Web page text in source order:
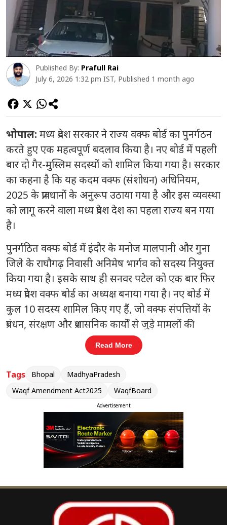
Published By: Prafull Rai
July 6, 2026 1:32 pm IST, Published 1 month ago
भोपाल: मध्य प्रदेश सरकार ने राज्य वक्फ बोर्ड का पुनर्गठन
करते हुए एक महत्वपूर्ण बदलाव किया है। नए बोर्ड में पहली
बार दो गैर-मुस्लिम सदस्यों को शामिल किया गया है। सरकार
का कहना है कि यह कदम वक्फ (संशोधन) अधिनियम,
2025 के प्रावधानों के अनुरूप उठाया गया है और इस व्यवस्था
को लागू करने वाला मध्य प्रदेश देश का पहला राज्य बन गया
है।
पुनर्गठित वक्फ बोर्ड में इंदौर के मनोज मालपानी और गुना
जिले के राघौगढ़ निवासी अनिमेष भार्गव को सदस्य नियुक्त
किया गया है। इसके साथ ही सनवर पटेल को एक बार फिर
मध्य प्रदेश वक्फ बोर्ड का अध्यक्ष बनाया गया है। नए बोर्ड में
कुल 10 सदस्य शामिल किए गए हैं, जो वक्फ संपत्तियों के
प्रबंधन, संरक्षण और प्रशासनिक कार्यों से जुड़े मामलों की
निचली अदालत से राहत नहीं, अब हाई
कोर्ट पहुंचीं गिरिबाला सिंह
सरकार के अनुसार, नए कानून के तहत वक्फ बोर्ड के गठन
में विविध प्रतिनिधित्व सुनिश्चित करने का प्रावधान किया गया है।
इसी के अनुरूप गैर-मुस्लिम सदस्यों की नियुक्ति की गई है।
इससे पहले वक्फ अधिनियम, 1995 के तहत गठित राज्य
वक्फ बोर्डों में सदस्य केवल मुस्लिम समुदाय से ही नियुक्त
Read More
Tags Bhopal
MadhyaPradesh
Waqf Amendment Act2025
WaqfBoard
Advertisement